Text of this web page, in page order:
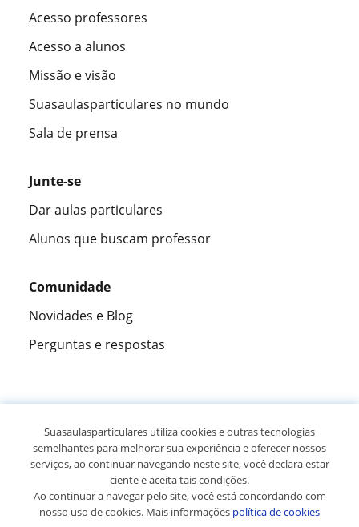
Acesso professores
Acesso a alunos
Missão e visão
Suasaulasparticulares no mundo
Sala de prensa
Junte-se
Dar aulas particulares
Alunos que buscam professor
Comunidade
Novidades e Blog
Perguntas e respostas
305915opiniões de alunos
© 2007 - 2026 Suas aulas particulares
Suasaulasparticulares utiliza cookies e outras tecnologias
semelhantes para melhorar sua experiência e oferecer nossos
serviços, ao continuar navegando neste site, você declara estar
ciente e aceita tais condições.
Ao continuar a navegar pelo site, você está concordando com
nosso uso de cookies. Mais informações política de cookies